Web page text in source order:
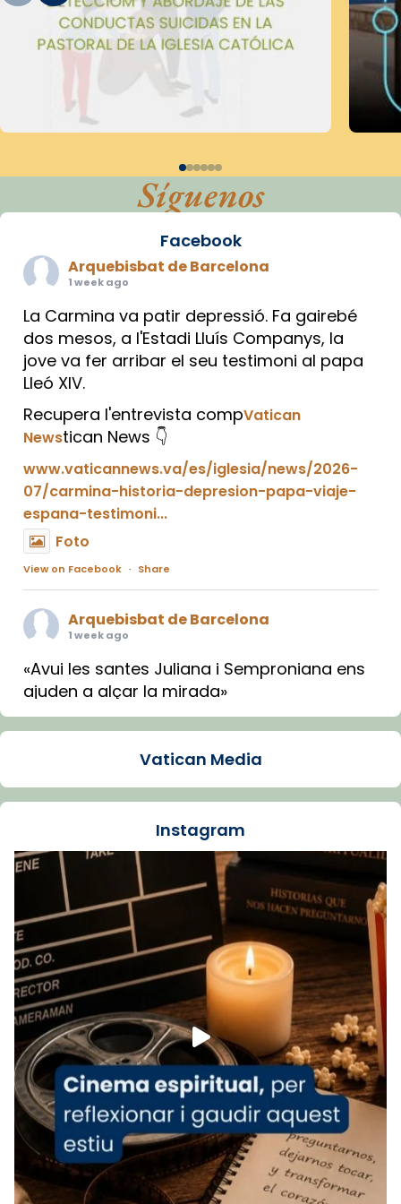
Síguenos
Facebook
Arquebisbat de Barcelona
1 week ago
La Carmina va patir depressió. Fa gairebé
dos mesos, a l'Estadi Lluís Companys, la
jove va fer arribar el seu testimoni al papa
Lleó XIV.
Recupera l'entrevista compVatican
Newstican News 👇
www.vaticannews.va/es/iglesia/news/2026-
07/carmina-historia-depresion-papa-viaje-
espana-testimoni...
Foto
View on Facebook · Share
Arquebisbat de Barcelona
1 week ago
«Avui les santes Juliana i Semproniana ens
ajuden a alçar la mirada»
Mons. Sergi Gordo, bisbe de Tortosa, ha
Santes de Mataró.
🔗tinyurl.com/cvu5jmbk
Foto
View on Facebook Share
Arquebisbat de Barcelonais at Catedral
de Barcelona.
1 week ago
Aquest dilluns, 27 de juliol, ha tingut lloc la
missa d’acció de gràcies en agraïment al
comitè organitzador de la visita apostòlica
del Sant Pare Lleó XIV a Barcelona, i als
col·laboradors, a la Catedral de Barcelona.
L’arquebisbe de Barcelona, el cardenal Joan
Josep Omella, ha presidit la missa i l’ha
concelebrat el bisbe auxiliar de Barcelona,
Mons. David Abadías.
Vatican Media
Instagram